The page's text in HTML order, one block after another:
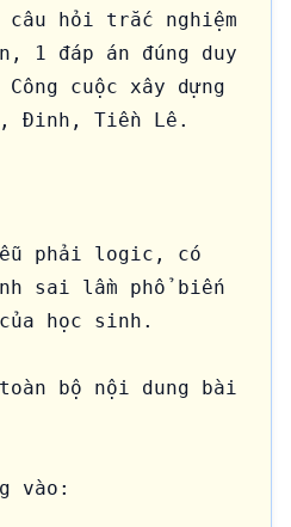
câu hỏi trắc nghiệm
1 đáp án đúng duy
cuộc xây dựng
Đinh, Tiền Lê.
phải logic, có
sai lầm phổ biến
học sinh.
bộ nội dung bài
vào: